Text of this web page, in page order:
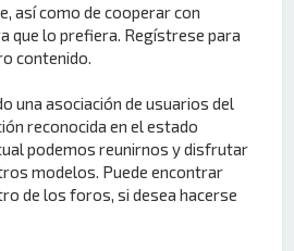
así como de cooperar con
que lo prefiera. Regístrese para
contenido.
una asociación de usuarios del
reconocida en el estado
podemos reunirnos y disfrutar
modelos. Puede encontrar
de los foros, si desea hacerse